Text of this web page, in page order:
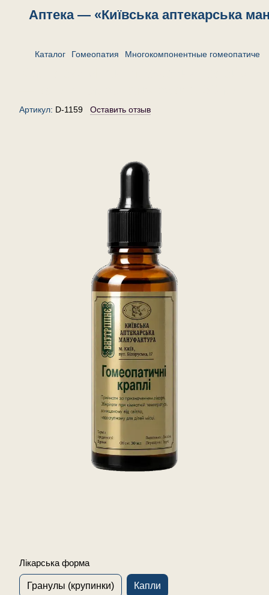
Аптека — «Київська аптекарська
Каталог Гомеопатия Многокомпонентные
Артикул: D-1159 Оставить отзыв
Лікарська форма
Гранулы (крупинки) Капли